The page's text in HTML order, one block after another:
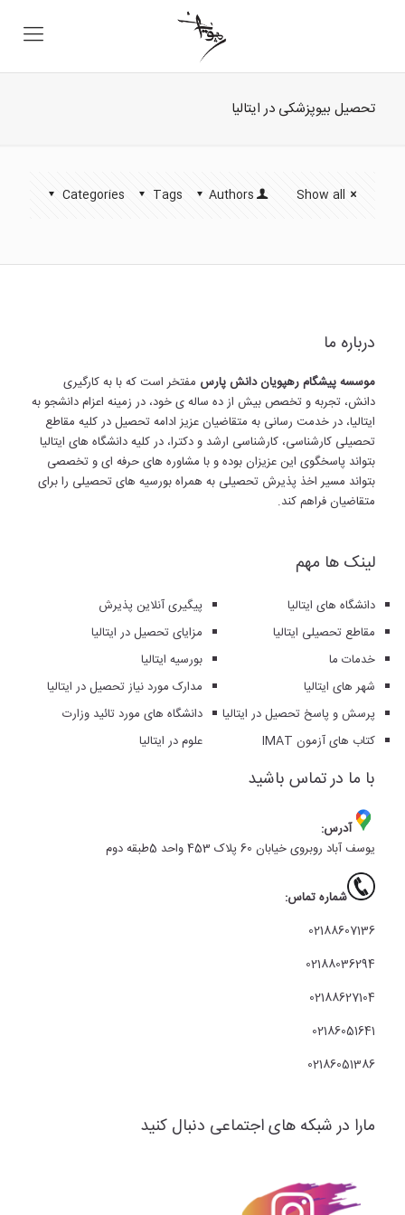
تحصیل بیوپزشکی در ایتالیا
Categories Tags Authors Show all
درباره ما
موسسه پیشگام رهپویان دانش پارس مفتخر است که با به کارگیری
دانش، تجربه و تخصص بیش از ده ساله ی خود، در زمینه اعزام دانشجو به
ایتالیا، در خدمت رسانی به متقاضیان عزیز ادامه تحصیل در کلیه مقاطع
تحصیلی کارشناسی، کارشناسی ارشد و دکترا، در کلیه دانشگاه های ایتالیا
بتواند پاسخگوی این عزیزان بوده و با مشاوره های حرفه ای و تخصصی
بتواند مسیر اخذ پذیرش تحصیلی به همراه بورسیه های تحصیلی را برای
متقاضیان فراهم کند.
لینک ها مهم
پیگیری آنلاین پذیرش
مزایای تحصیل در ایتالیا
بورسیه ایتالیا
مدارک مورد نیاز تحصیل در ایتالیا
دانشگاه های مورد تائید وزارت
علوم در ایتالیا
دانشگاه های ایتالیا
مقاطع تحصیلی ایتالیا
خدمات ما
شهر های ایتالیا
پرسش و پاسخ تحصیل در ایتالیا
کتاب های آزمون IMAT
با ما در تماس باشید
آدرس:
یوسف آباد روبروی خیابان 60 پلاک 453 واحد 5طبقه دوم
شماره تماس:
02188607136
02188036294
02188627104
02186051641
02186051386
مارا در شبکه های اجتماعی دنبال کنید